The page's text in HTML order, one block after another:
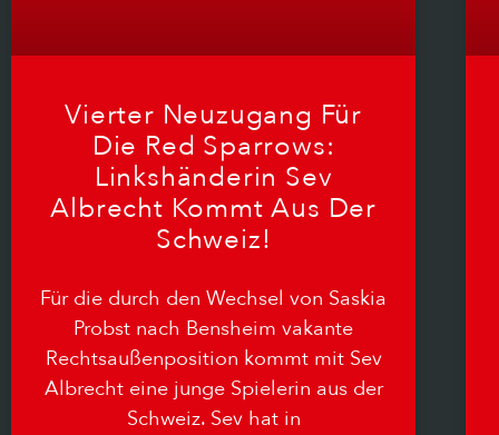
Vierter Neuzugang Für
Die Red Sparrows:
Linkshänderin Sev
Albrecht Kommt Aus Der
Schweiz!
Für die durch den Wechsel von Saskia
Probst nach Bensheim vakante
Rechtsaußenposition kommt mit Sev
Albrecht eine junge Spielerin aus der
Schweiz. Sev hat in